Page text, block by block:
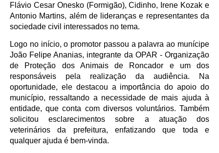
Flávio Cesar Onesko (Formigão), Cidinho, Irene Kozak e
Antonio Martins, além de lideranças e representantes da
sociedade civil interessados no tema.
Logo no início, o promotor passou a palavra ao munícipe
João Felipe Ananias, integrante da OPAR - Organização
de Proteção dos Animais de Roncador e um dos
responsáveis pela realização da audiência. Na
oportunidade, ele destacou a importância do apoio do
município, ressaltando a necessidade de mais ajuda à
entidade, que conta com diversos voluntários. Também
solicitou esclarecimentos sobre a atuação dos
veterinários da prefeitura, enfatizando que toda e
qualquer ajuda é bem-vinda.